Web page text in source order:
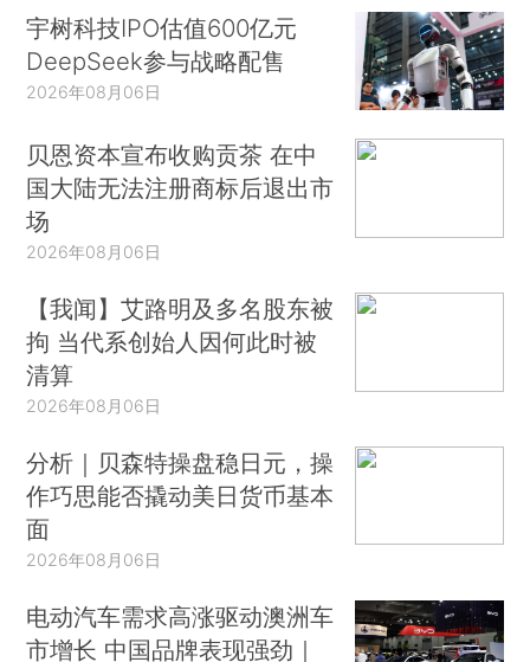
宇树科技IPO估值600亿元
DeepSeek参与战略配售
2026年08月06日
贝恩资本宣布收购贡茶 在中
国大陆无法注册商标后退出市
场
2026年08月06日
【我闻】艾路明及多名股东被
拘 当代系创始人因何此时被
清算
2026年08月06日
分析｜贝森特操盘稳日元，操
作巧思能否撬动美日货币基本
面
2026年08月06日
电动汽车需求高涨驱动澳洲车
市增长 中国品牌表现强劲｜